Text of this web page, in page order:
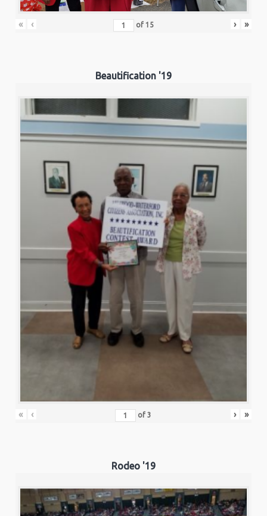
« ‹ of 15 › »
Beautification '19
« ‹ of3 › »
Rodeo '19